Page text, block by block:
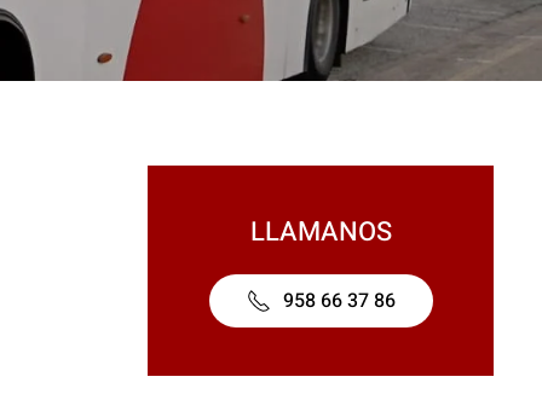
LLAMANOS
958 66 37 86